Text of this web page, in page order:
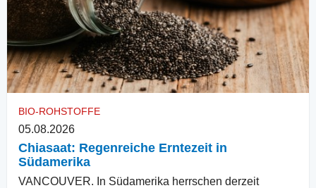
BIO-ROHSTOFFE
05.08.2026
Chiasaat: Regenreiche Erntezeit in
Südamerika
VANCOUVER. In Südamerika herrschen derzeit